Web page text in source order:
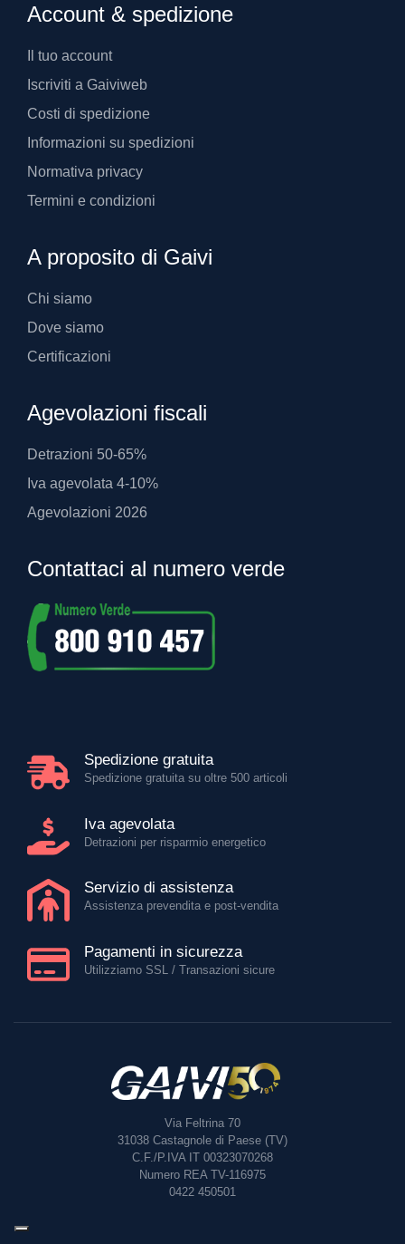
Account & spedizione
Il tuo account
Iscriviti a Gaiviweb
Costi di spedizione
Informazioni su spedizioni
Normativa privacy
Termini e condizioni
A proposito di Gaivi
Chi siamo
Dove siamo
Certificazioni
Agevolazioni fiscali
Detrazioni 50-65%
Iva agevolata 4-10%
Agevolazioni 2026
Contattaci al numero verde
Spedizione gratuita
Spedizione gratuita su oltre 500 articoli
Iva agevolata
Detrazioni per risparmio energetico
Servizio di assistenza
Assistenza prevendita e post-vendita
Pagamenti in sicurezza
Utilizziamo SSL / Transazioni sicure
Via Feltrina 70
31038 Castagnole di Paese (TV)
C.F./P.IVA IT 00323070268
Numero REA TV-116975
0422 450501